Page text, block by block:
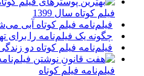
فیلم کوتاه سال 1399
فیلم‌نامه فیلم کوتاه آبی
چگونه یک فیلم‌نامه را برای
فیلم‌نامه فیلم کوتاه دو
فیلم‌نامه فیلم کوتاه